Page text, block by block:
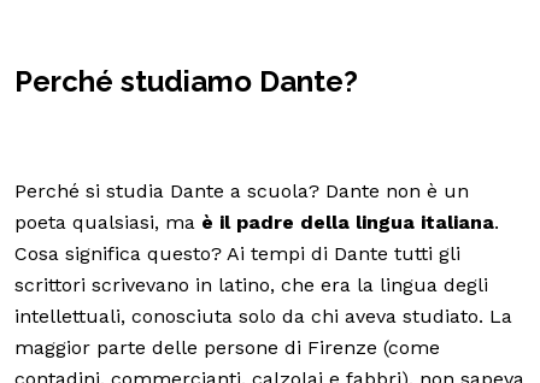
Perché studiamo Dante?
Perché si studia Dante a scuola? Dante non è un
poeta qualsiasi, ma è il padre della lingua italiana.
Cosa significa questo? Ai tempi di Dante tutti gli
scrittori scrivevano in latino, che era la lingua degli
intellettuali, conosciuta solo da chi aveva studiato. La
maggior parte delle persone di Firenze (come